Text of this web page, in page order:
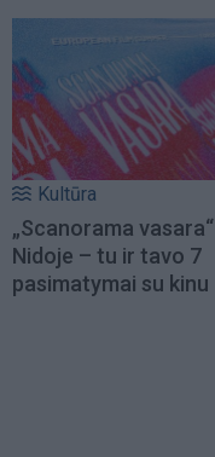
Kultūra
„Scanorama vasara“
Nidoje – tu ir tavo 7
pasimatymai su kinu